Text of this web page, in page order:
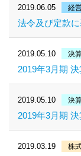
2019.06.05 経
法令及び定款
2019.05.10 決
2019年3月期
2019.05.10 決
2019年3月期
2019.03.19 株